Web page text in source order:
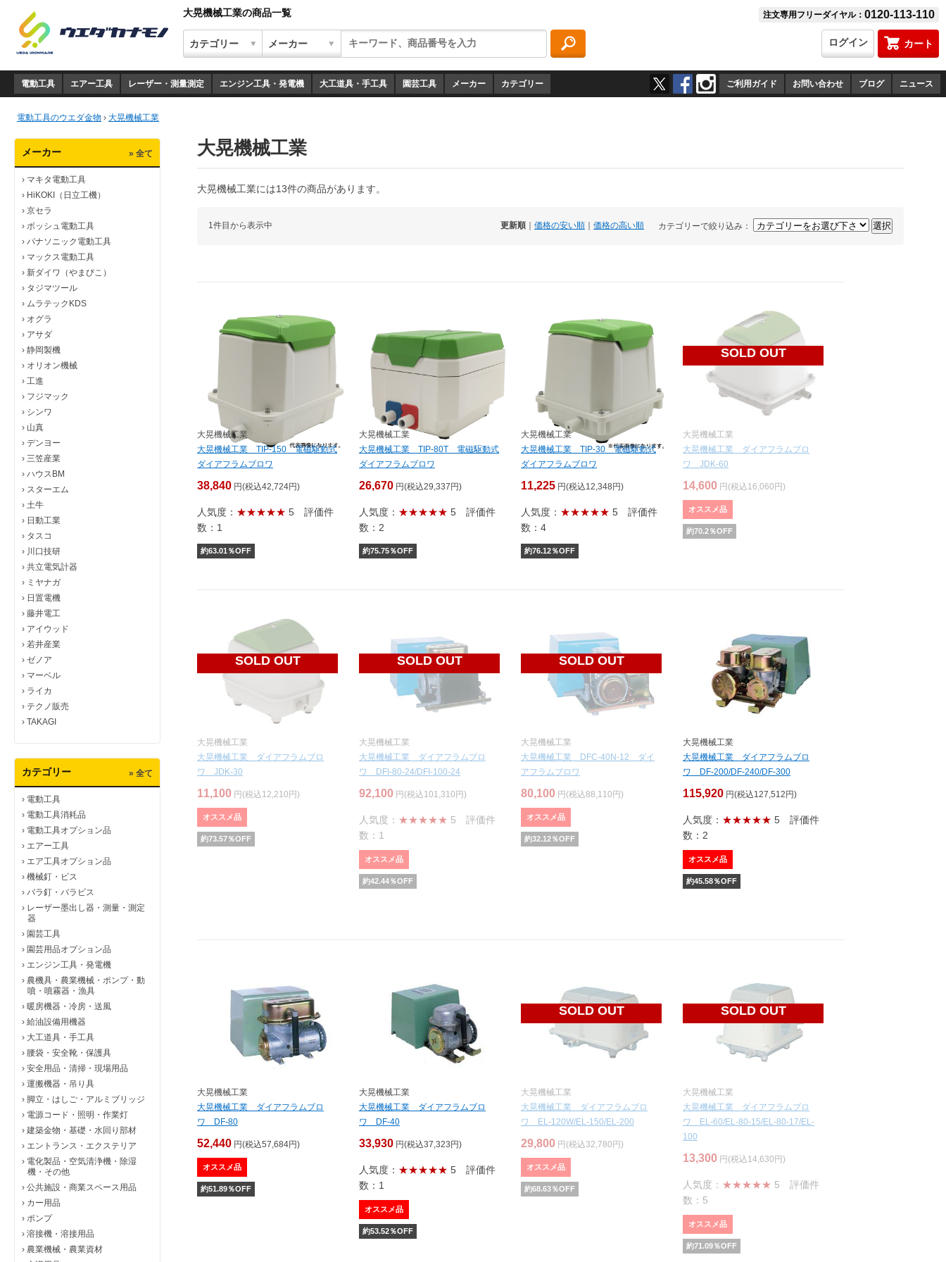
大晃機械工業の商品一覧 注文専用フリーダイヤル： 0120-113-110
カート
ログイン
電動工具 エアー工具 レーザー・測量測定 エンジン工具・発電機 大工道具・手工具 園芸工具 メーカー カテゴリー ご利用ガイド お問い合わせ ブログ ニュース
電動工具のウエダ金物 › 大晃機械工業
メーカー » 全て
› マキタ電動工具
› HiKOKI（日立工機）
› 京セラ
› ボッシュ電動工具
› パナソニック電動工具
› マックス電動工具
› 新ダイワ（やまびこ）
› タジマツール
› ムラテックKDS
› オグラ
› アサダ
› 静岡製機
› オリオン機械
› 工進
› フジマック
› シンワ
› 山真
› デンヨー
› 三笠産業
› ハウスBM
› スターエム
› 土牛
› 日動工業
› タスコ
› 川口技研
› 共立電気計器
› ミヤナガ
› 日置電機
› 藤井電工
› アイウッド
› 若井産業
› ゼノア
› マーベル
› ライカ
› テクノ販売
› TAKAGI
カテゴリー » 全て
› 電動工具
› 電動工具消耗品
› 電動工具オプション品
› エアー工具
› エア工具オプション品
› 機械釘・ビス
› バラ釘・バラビス
› レーザー墨出し器・測量・測定
器
› 園芸工具
› 園芸用品オプション品
› エンジン工具・発電機
› 農機具・農業機械・ポンプ・動
噴・噴霧器・漁具
› 暖房機器・冷房・送風
› 給油設備用機器
› 大工道具・手工具
› 腰袋・安全靴・保護具
› 安全用品・清掃・現場用品
› 運搬機器・吊り具
› 脚立・はしご・アルミブリッジ
› 電源コード・照明・作業灯
› 建築金物・基礎・水回り部材
› エントランス・エクステリア
› 電化製品・空気清浄機・除湿
機・その他
› 公共施設・商業スペース用品
› カー用品
› ポンプ
› 溶接機・溶接用品
› 農業機械・農業資材
大晃機械工業
大晃機械工業には13件の商品があります。
1件目から表示中 カテゴリーで絞り込み：
更新順 価格の安い順 価格の高い順
大晃機械工業
大晃機械工業 TIP-150 電磁駆動式
ダイアフラムブロワ
38,840 円(税込42,724円)
人気度： ★★★★★ 5 評価件
数：1
約63.01 ％OFF
大晃機械工業
大晃機械工業 TIP-80T 電磁駆動式
ダイアフラムブロワ
26,670 円(税込29,337円)
人気度： ★★★★★ 5 評価件
数：2
約75.75％OFF
大晃機械工業
大晃機械工業 TIP-30 電磁駆動式
ダイアフラムブロワ
11,225 円(税込12,348円)
人気度： ★★★★★ 5 評価件
数：4
約76.12％OFF
SOLD OUT
大晃機械工業
大晃機械工業 ダイアフラムブロ
ワ JDK-60
14,600 円(税込16,060円)
オススメ品
約70.2％OFF
SOLD OUT
大晃機械工業
大晃機械工業 ダイアフラムブロ
ワ JDK-30
11,100 円(税込12,210円)
オススメ品
約73.57％OFF
SOLD OUT
大晃機械工業
大晃機械工業 ダイアフラムブロ
ワ DFI-80-24/DFI-100-24
92,100 円(税込101,310円)
人気度： ★★★★★ 5 評価件
数：1
オススメ品
約42.44％OFF
SOLD OUT
大晃機械工業
大晃機械工業 DFC-40N-12 ダイ
アフラムブロワ
80,100 円(税込88,110円)
オススメ品
約32.12％OFF
大晃機械工業
大晃機械工業 ダイアフラムブロ
ワ DF-200/DF-240/DF-300
115,920 円(税込127,512円)
人気度： ★★★★★ 5 評価件
数：2
オススメ品
約45.58％OFF
大晃機械工業
大晃機械工業 ダイアフラムブロ
ワ DF-80
52,440 円(税込57,684円)
オススメ品
約51.89％OFF
大晃機械工業
大晃機械工業 ダイアフラムブロ
ワ DF-40
33,930 円(税込37,323円)
人気度： ★★★★★ 5 評価件
数：1
オススメ品
約53.52％OFF
SOLD OUT
大晃機械工業
大晃機械工業 ダイアフラムブロ
ワ EL-120W/EL-150/EL-200
29,800 円(税込32,780円)
オススメ品
約68.63％OFF
SOLD OUT
大晃機械工業
大晃機械工業 ダイアフラムブロ
ワ EL-60/EL-80-15/EL-80-17/EL-
100
13,300 円(税込14,630円)
人気度： ★★★★★ 5 評価件
数：5
オススメ品
約71.09％OFF